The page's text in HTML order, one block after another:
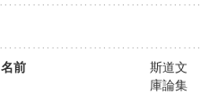
名前
斯道文
庫論集